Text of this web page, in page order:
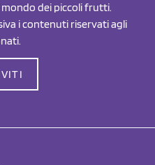
dei piccoli frutti.
i contenuti riservati agli